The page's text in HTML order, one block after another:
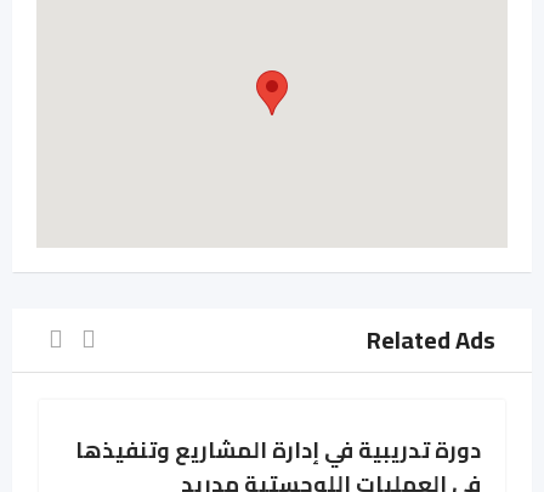
Related Ads
دورة تدريبية في إدارة المشاريع وتنفيذها
في العمليات اللوجستية مدريد